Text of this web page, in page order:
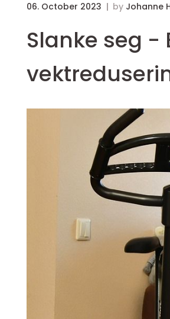
06. October 2023 by Johanne
Slanke seg -